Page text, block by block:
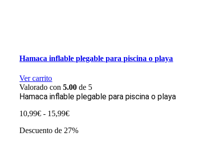
Hamaca inflable plegable para piscina o playa
Ver carrito
Valorado con5.00 de 5
Hamaca inflable plegable para piscina o playa
10,99€ - 15,99€Rango
precios:
Descuento de 27%